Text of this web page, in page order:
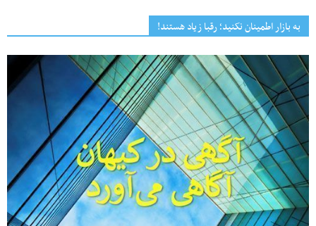
به بازار اطمینان نکنید؛ رقبا زیاد هستند!